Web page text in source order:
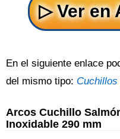
En el siguiente enlace
del mismo tipo:
Arcos Cuchillo
Inoxidable 290 mm